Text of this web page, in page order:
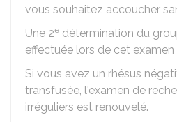
vous souhaitez accoucher
Une 2e détermination du
effectuée lors de cet examen
Si vous avez un rhésus
transfusée, l'examen de
irréguliers est renouvelé.